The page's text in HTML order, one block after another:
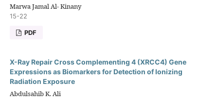
Marwa Jamal Al- Kinany
15-22
PDF
X-Ray Repair Cross Complementing 4 (XRCC4) Gene
Expressions as Biomarkers for Detection of Ionizing
Radiation Exposure
Abdulsahib K. Ali